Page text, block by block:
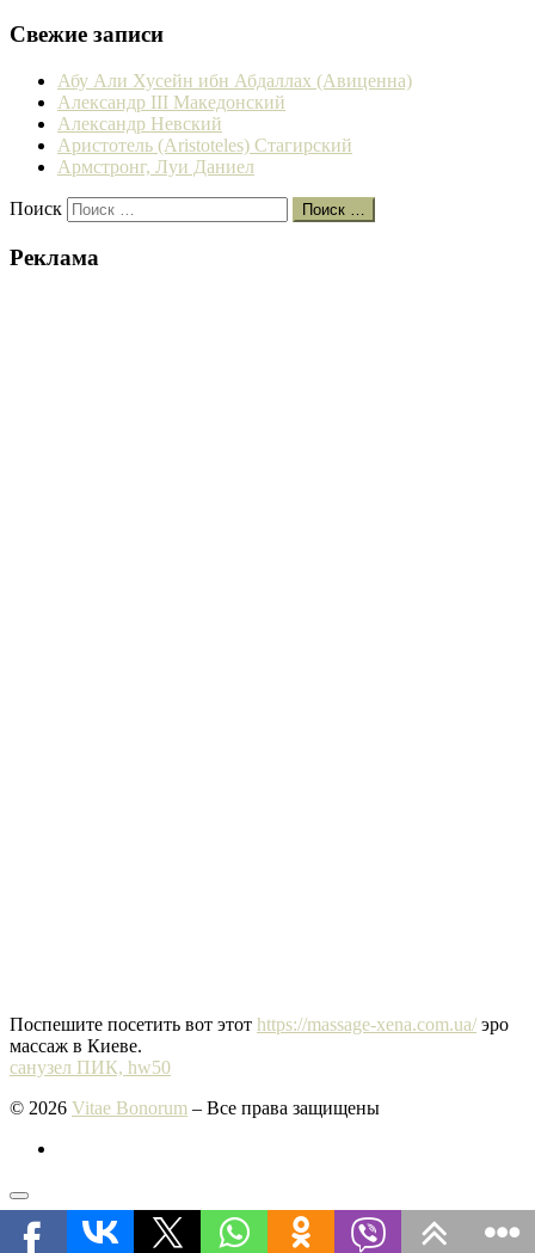
Свежие записи
Абу Али Хусейн ибн Абдаллах (Авиценна)
Александр III Македонский
Александр Невский
Аристотель (Aristoteles) Стагирский
Армстронг, Луи Даниел
Поиск Поиск …
Реклама
Поспешите посетить вот этот https://massage-xena.com.ua/эро
массаж в Киеве.
санузел ПИК, hw50
© 2026 Vitae Bonorum – Все права защищены